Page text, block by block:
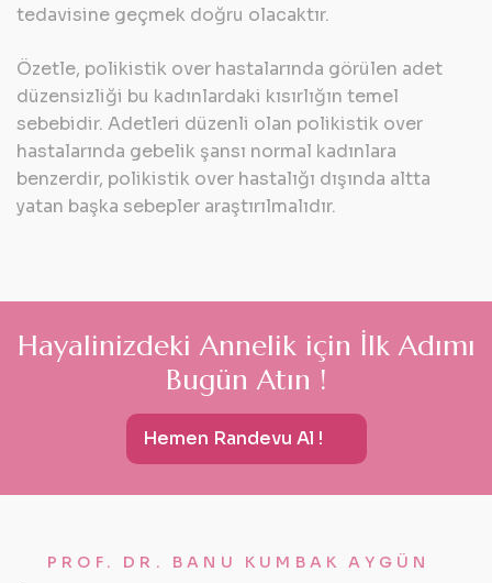
tedavisine geçmek doğru olacaktır.
Özetle, polikistik over hastalarında görülen adet
düzensizliği bu kadınlardaki kısırlığın temel
sebebidir. Adetleri düzenli olan polikistik over
hastalarında gebelik şansı normal kadınlara
benzerdir, polikistik over hastalığı dışında altta
yatan başka sebepler araştırılmalıdır.
Hayalinizdeki Annelik için İlk Adımı
Bugün Atın !
Hemen Randevu Al !
PROF. DR. BANU KUMBAK AYGÜN